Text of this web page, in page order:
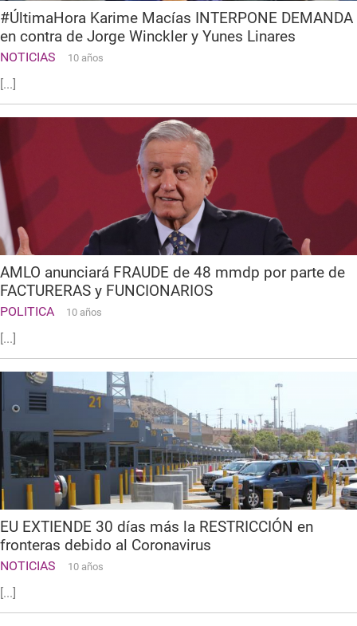
#ÚltimaHora Karime Macías INTERPONE DEMANDA
en contra de Jorge Winckler y Yunes Linares
NOTICIAS 10 años
[...]
AMLO anunciará FRAUDE de 48 mmdp por parte de
FACTURERAS y FUNCIONARIOS
POLITICA 10 años
[...]
EU EXTIENDE 30 días más la RESTRICCIÓN en
fronteras debido al Coronavirus
NOTICIAS 10 años
[...]